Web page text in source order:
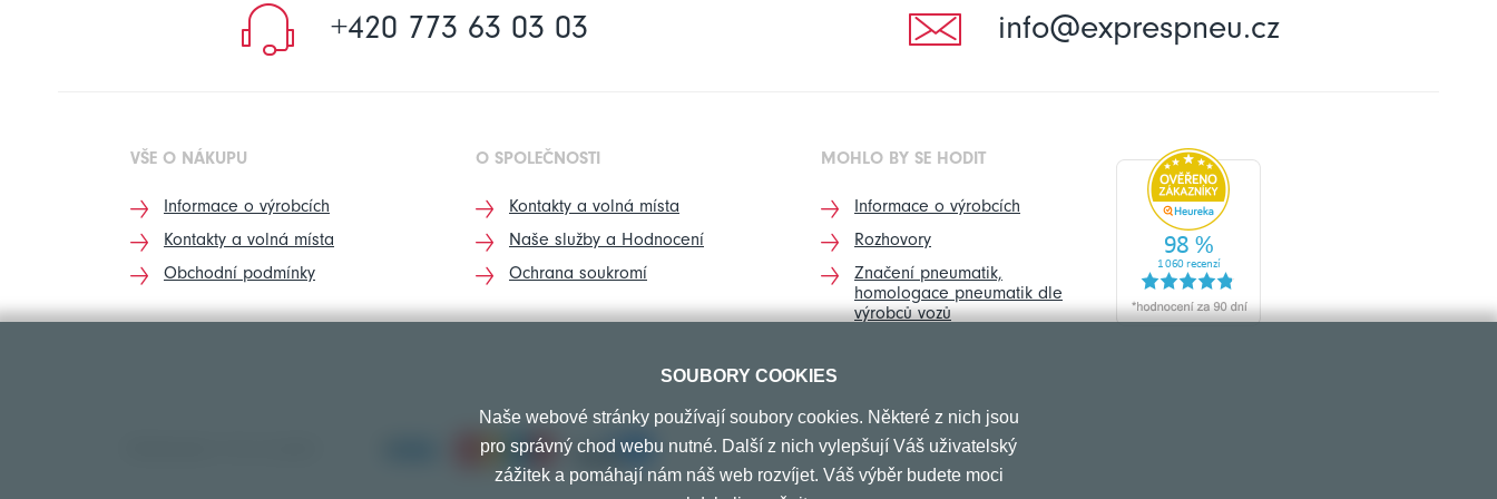
+420 773 63 03 03 info@exprespneu.cz
VŠE O NÁKUPU
Informace o výrobcích
Kontakty a volná místa
Obchodní podmínky
O SPOLEČNOSTI
Kontakty a volná místa
Naše služby a Hodnocení
Ochrana soukromí
MOHLO BY SE HODIT
Informace o výrobcích
Rozhovory
Značení pneumatik,
homologace pneumatik dle
výrobců vozů
SOUBORY COOKIES
Naše webové stránky používají soubory cookies. Některé z nich jsou
pro správný chod webu nutné. Další z nich vylepšují Váš uživatelský
zážitek a pomáhají nám náš web rozvíjet. Váš výběr budete moci